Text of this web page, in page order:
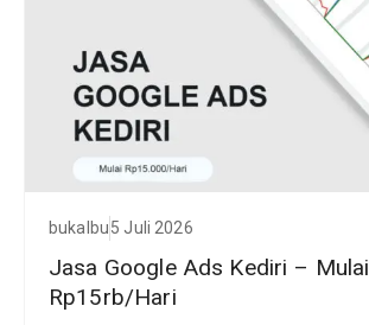
bukalbu5 Juli 2026
Jasa Google Ads Kediri – Mulai
Rp15rb/Hari